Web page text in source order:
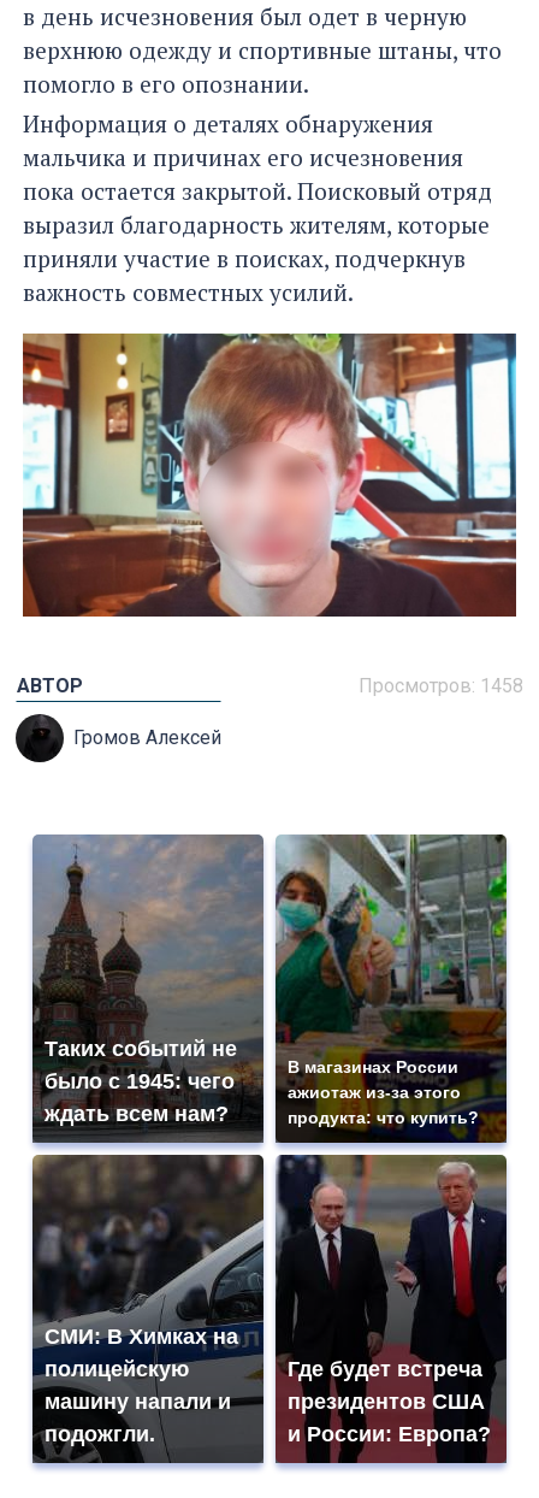
в день исчезновения был одет в черную
верхнюю одежду и спортивные штаны, что
помогло в его опознании.
Информация о деталях обнаружения
мальчика и причинах его исчезновения
пока остается закрытой. Поисковый отряд
выразил благодарность жителям, которые
приняли участие в поисках, подчеркнув
важность совместных усилий.
Просмотров: 1458
АВТОР
Громов Алексей
Таких событий не
было с 1945: чего
ждать всем нам?
В магазинах России
ажиотаж из-за этого
продукта: что купить?
СМИ: В Химках на
полицейскую
машину напали и
подожгли.
Где будет встреча
президентов США
и России: Европа?